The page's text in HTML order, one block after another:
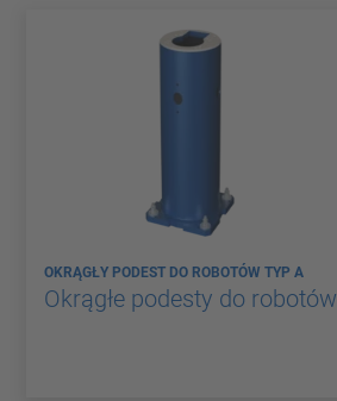
OKRĄGŁY PODEST DO ROBOTÓW TYP A
Okrągłe podesty do robotów